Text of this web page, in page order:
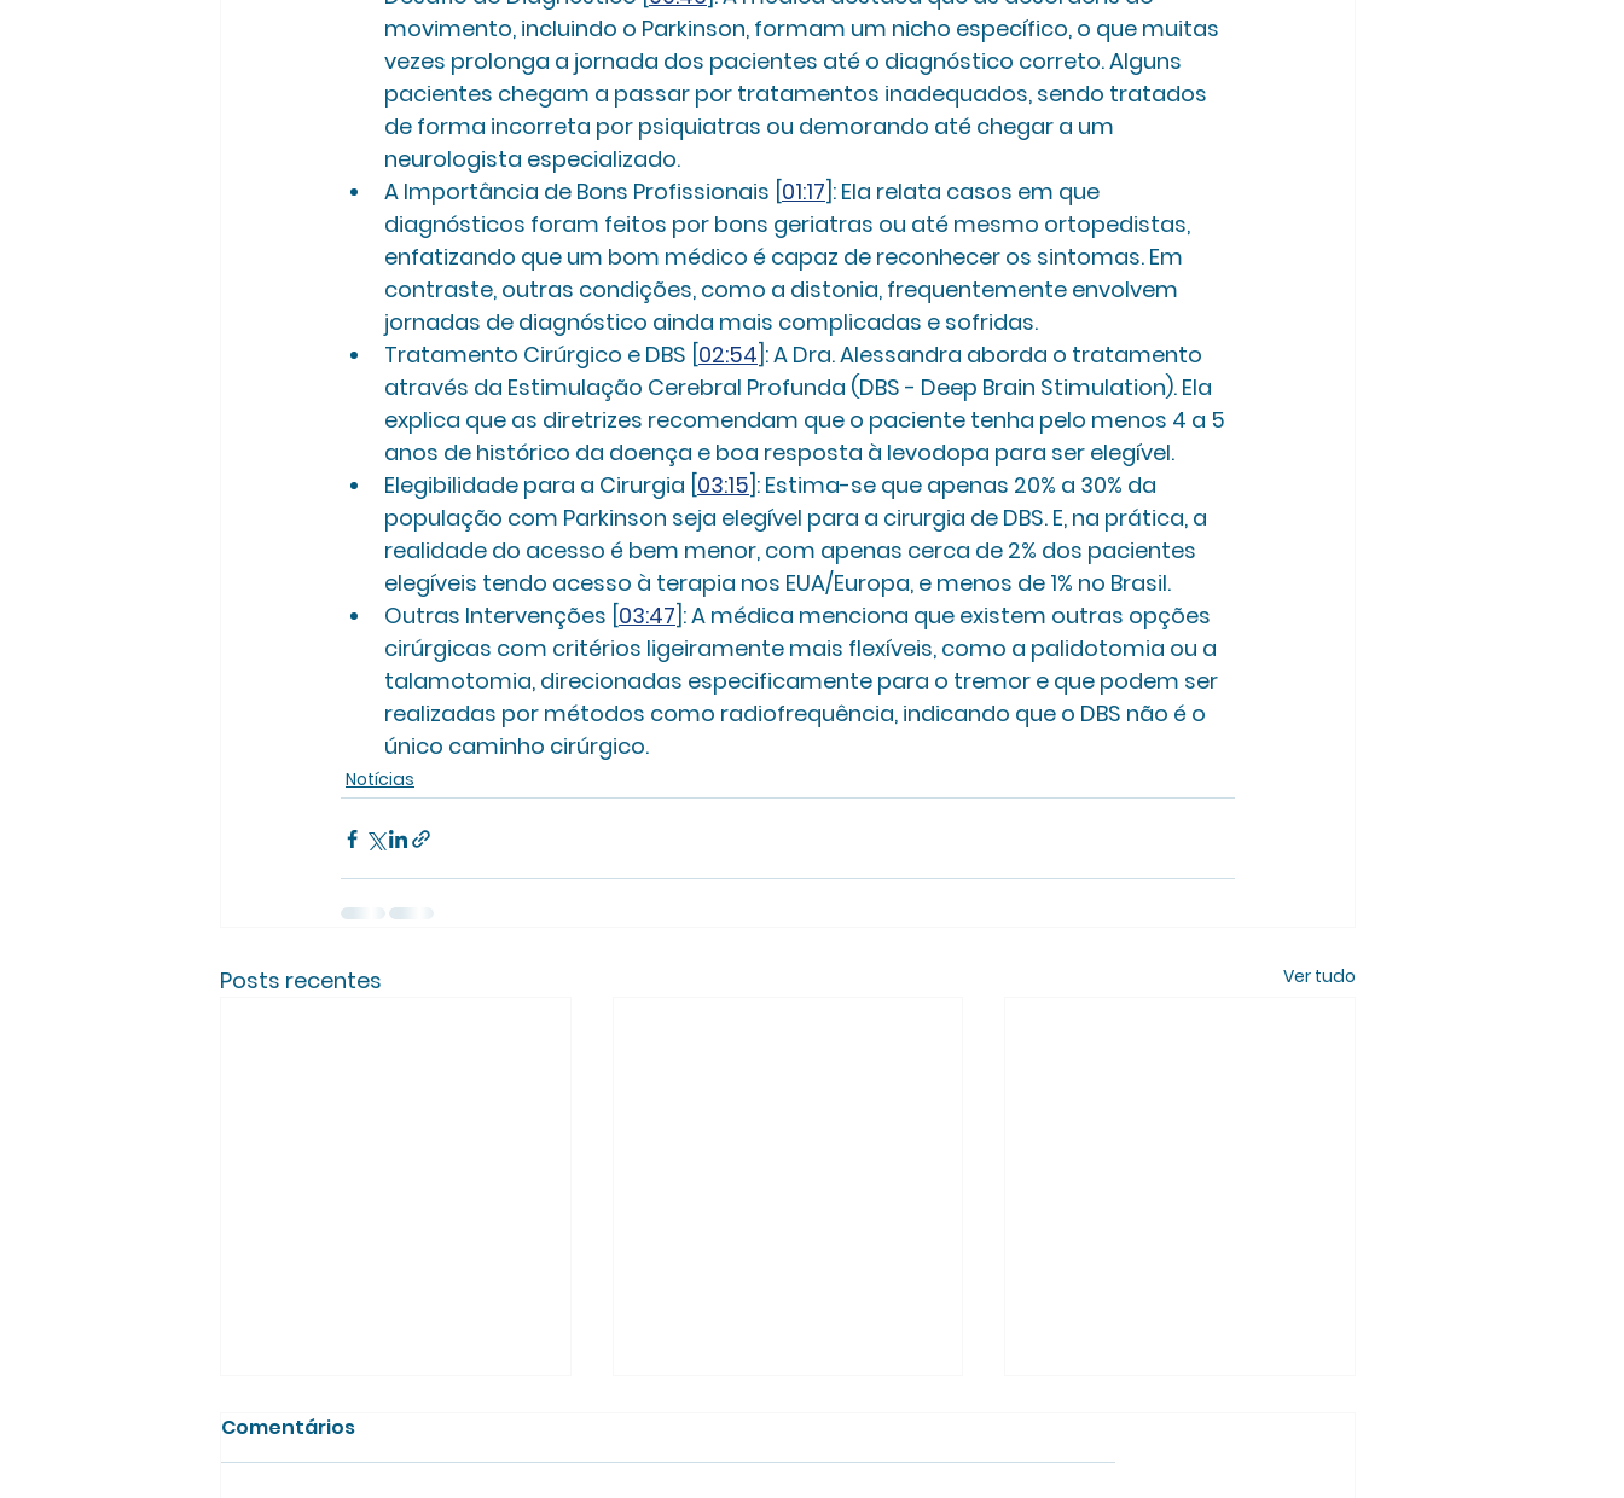
movimento, incluindo o Parkinson, formam um nicho específico, o que muitas
vezes prolonga a jornada dos pacientes até o diagnóstico correto. Alguns
pacientes chegam a passar por tratamentos inadequados, sendo tratados
de forma incorreta por psiquiatras ou demorando até chegar a um
neurologista especializado.
A Importância de Bons Profissionais [ 01:17 ]: Ela relata casos em que
diagnósticos foram feitos por bons geriatras ou até mesmo ortopedistas,
enfatizando que um bom médico é capaz de reconhecer os sintomas. Em
contraste, outras condições, como a distonia, frequentemente envolvem
jornadas de diagnóstico ainda mais complicadas e sofridas.
Tratamento Cirúrgico e DBS [ 02:54 ]: A Dra. Alessandra aborda o tratamento
através da Estimulação Cerebral Profunda (DBS - Deep Brain Stimulation). Ela
explica que as diretrizes recomendam que o paciente tenha pelo menos 4 a 5
anos de histórico da doença e boa resposta à levodopa para ser elegível.
Elegibilidade para a Cirurgia [ 03:15 ]: Estima-se que apenas 20% a 30% da
população com Parkinson seja elegível para a cirurgia de DBS. E, na prática, a
realidade do acesso é bem menor, com apenas cerca de 2% dos pacientes
elegíveis tendo acesso à terapia nos EUA/Europa, e menos de 1% no Brasil.
Outras Intervenções [ 03:47 ]: A médica menciona que existem outras opções
cirúrgicas com critérios ligeiramente mais flexíveis, como a palidotomia ou a
talamotomia, direcionadas especificamente para o tremor e que podem ser
realizadas por métodos como radiofrequência, indicando que o DBS não é o
único caminho cirúrgico.
Notícias
Posts recentes Ver tudo
Comentários